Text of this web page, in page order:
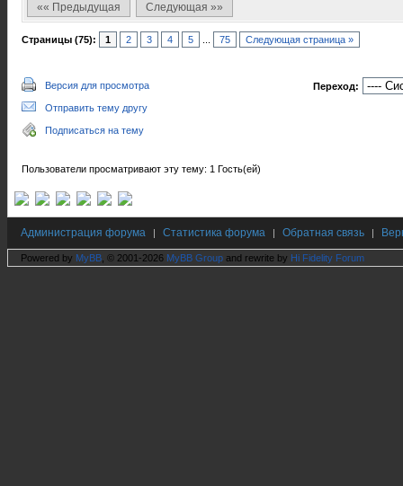
«« Предыдущая Следующая »»
Страницы (75): 1 2 3 4 5 75 Следующая страница »
Версия для просмотра
Отправить тему другу
Подписаться на тему
Переход:
Пользователи просматривают эту тему: 1 Гость(ей)
Администрация форума | Статистика форума | Обратная связь |
Powered by MyBB , © 2001-2026 MyBB Group and rewrite by Hi Fidelity Forum